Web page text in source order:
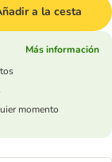
a la cesta
Más información
momento